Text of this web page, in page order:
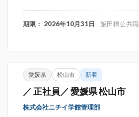
期限： 2026年10月31日 - 飯田橋公共
愛媛県 松山市 新着
／ 正社員／ 愛媛県 松山市
株式会社ニチイ学館管理部